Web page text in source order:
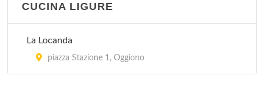
CUCINA LIGURE
La Locanda
piazza Stazione 1, Oggiono